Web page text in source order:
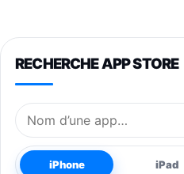
RECHERCHE APP STORE
Nom de l’application
iPhone iPad